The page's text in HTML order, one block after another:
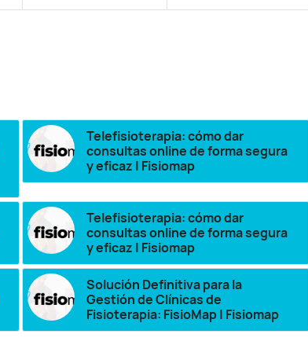
Telefisioterapia: cómo dar
consultas online de forma segura
y eficaz | Fisiomap
Telefisioterapia: cómo dar
consultas online de forma segura
y eficaz | Fisiomap
Solución Definitiva para la
Gestión de Clínicas de
Fisioterapia: FisioMap | Fisiomap